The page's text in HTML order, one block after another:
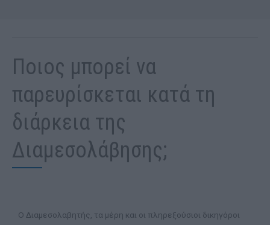
Ποιος μπορεί να
παρευρίσκεται κατά τη
διάρκεια της
Διαμεσολάβησης;
Ο Διαμεσολαβητής, τα μέρη και οι πληρεξούσιοι δικηγόροι